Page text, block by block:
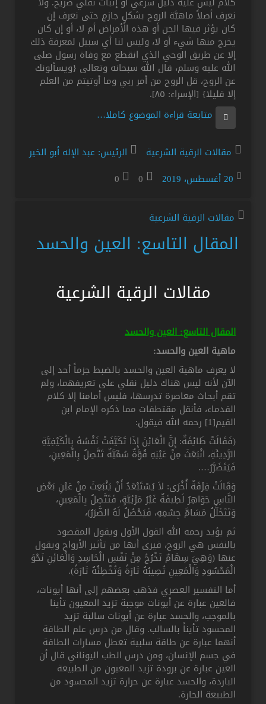
نعرف أصلاً ماهيَّة الروح بشكلٍ جازمٍ حتى نعرف إن
كان يؤثر فيها الجن أو هذه الأمراض أم لا، أو إن كان
يخرج منها شيء أو لا، وليس لنا أي سبيل لمعرفة ذلك
إلا عن طريق الوحي الذي انقطع مع وفاة رسول صلى
الله عليه وسلم، قال الله سبحانه وتعالى {ويسألونك
عن الروح، قل الروح من أمر ربي وما أوتيتم من العلم
إلا قليلا} [الإسراء: ٨٥].
متابعة قراءة الموضوع كاملا…
مقالات الرقية الشرعية
الرئيس: عبد الإله أبو الخير
20 أغسطس، 2019
0
0
مقالات الرقية الشرعية
المقال التاسع: العين والحسد
مقالات الرقية الشرعية
المقال التاسع: العين والحسد
ماهية العين والحسد:
لا يعرف ماهية العين والحسد بالضبط جزماً أحد إلى
الآن لأنه ليس هناك دليل نقلي على تعريفهما، ولم
تقم أبحاث معاصرة تدرسها، فليس أمامنا إلا كلام
القدماء، فأنقل مقتطفات مما ذكره الإمام ابن
القيم[1] رحمه الله فيقول:
(فَقَالَتْ طَائِفَةٌ: إِنَّ الْعَائِنَ إِذَا تَكَيَّفَتْ نَفْسُهُ بِالْكَيْفِيَّةِ
الرَّدِيئَةِ، انْبَعَثَ مِنْ عَيْنِهِ قُوَّةٌ سُمِّيَّةٌ تَتَّصِلُ بِالْمَعِينِ،
فَيَتَضَرَّرُ….
وَقَالَتْ فِرْقَةٌ أُخْرَى: لاَ يُسْتَبْعَدُ أَنْ يَنْبَعِثَ مِنْ عَيْنِ بَعْضِ
النَّاسِ جَوَاهِرُ لَطِيفَةٌ غَيْرُ مَرْئِيَّةٍ، فَتَتَّصِلُ بِالْمَعِينِ،
وَتَتَخَلَّلُ مَسَامَّ جِسْمِهِ، فَيَحْصُلُ لَهُ الضَّرَرُ)،
ثم يؤيد رحمه الله القول الأول ويقول المقصود
بالنفس هي الروح، فيرى أنها من تأثير الأرواح ويقول
عنها (وَهِيَ سِهَامٌ تَخْرُجُ مِنْ نَفْسِ الْحَاسِدِ وَالْعَائِنِ نَحْوَ
الْمَحْسُودِ وَالْمَعِينِ تُصِيبُهُ تَارَةً وَتُخْطِئُهُ تَارَةً).
أما التفسير العصري فذهب بعضهم إلى أنها أيونات،
فالعين عبارة عن أيونات موجبة تزيد المعيون تأينا
بالموجب، والحسد عبارة عن أيونات سالبة تزيد
المحسود تأيناً بالسالب. وقال من درس علم الطاقة
أنهما عبارة عن طاقة سلبية تعطل مسارات الطاقة
في جسم الإنسان، ومن درس الطب اليوناني قال أن
العين عبارة عن برودة تزيد المعيون من الطبيعة
الباردة، والحسد عبارة عن حرارة تزيد المحسود من
الطبيعة الحارة.